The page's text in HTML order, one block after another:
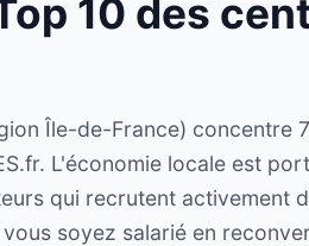
10 des
Île-de-France) concentre
L'économie locale est
qui recrutent activement
soyez salarié en